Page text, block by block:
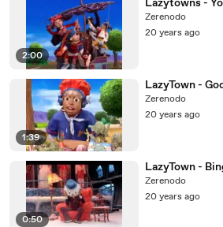
2:00
Lazytowns -
Zerenodo
20 years ago
1:39
LazyTown -
Zerenodo
20 years ago
0:50
LazyTown -
Zerenodo
20 years ago